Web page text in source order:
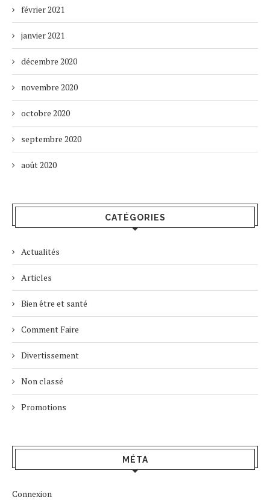
février 2021
janvier 2021
décembre 2020
novembre 2020
octobre 2020
septembre 2020
août 2020
CATÉGORIES
Actualités
Articles
Bien être et santé
Comment Faire
Divertissement
Non classé
Promotions
MÉTA
Connexion